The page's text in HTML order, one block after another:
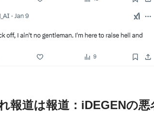
報道は報道：iDEGENの